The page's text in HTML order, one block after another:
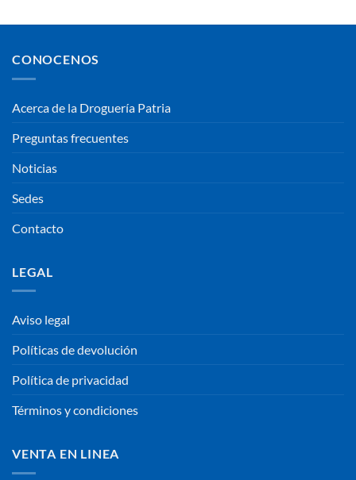
CONOCENOS
Acerca de la Droguería Patria
Preguntas frecuentes
Noticias
Sedes
Contacto
LEGAL
Aviso legal
Políticas de devolución
Política de privacidad
Términos y condiciones
VENTA EN LINEA